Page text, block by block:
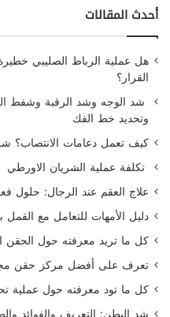
أحدث المقالات
هل عملية الرباط الصليبي
القرار؟
شد الوجه وشد الرقبة وشفط
وتحديد خط الفك
كيف تعمل دعامات الانتصاب؟
تكلفة عملية الشريان الاورطي
علاج العقم عند الرجال: حلول
دليل الأمهات للتعامل مع القمل
كل ما تريد معرفته حول
تعرف على أفضل مركز حقن
كل ما تود معرفته حول عملية